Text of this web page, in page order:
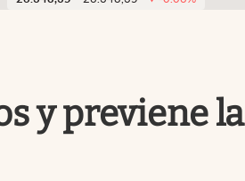
y previene la